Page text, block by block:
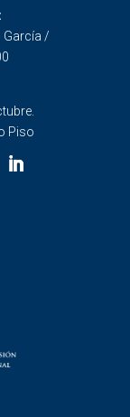
García /
Piso